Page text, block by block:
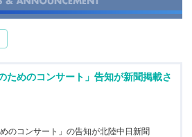
ためのコンサート」告知が新聞掲載さ
のコンサート」の告知が北陸中日新聞